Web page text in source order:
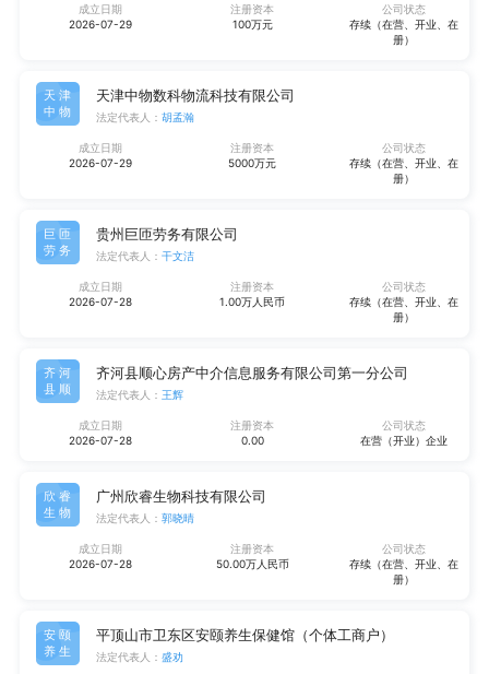
成立日期
2026-07-29
注册资本
100万元
公司状态
存续（在营、开业、在
册）
天津
中物
天津中物数科物流科技有限公司
法定代表人： 胡孟瀚
成立日期
2026-07-29
注册资本
5000万元
公司状态
存续（在营、开业、在
册）
巨匝
劳务
贵州巨匝劳务有限公司
法定代表人： 干文洁
成立日期
2026-07-28
注册资本
1.00万人民币
公司状态
存续（在营、开业、在
册）
齐河
县顺
齐河县顺心房产中介信息服务有限公司第一分公司
法定代表人： 王辉
成立日期
2026-07-28
注册资本
0.00
公司状态
在营（开业）企业
欣睿
生物
广州欣睿生物科技有限公司
法定代表人： 郭晓晴
成立日期
2026-07-28
注册资本
50.00万人民币
公司状态
存续（在营、开业、在
册）
安颐
养生
平顶山市卫东区安颐养生保健馆（个体工商户）
法定代表人： 盛劝